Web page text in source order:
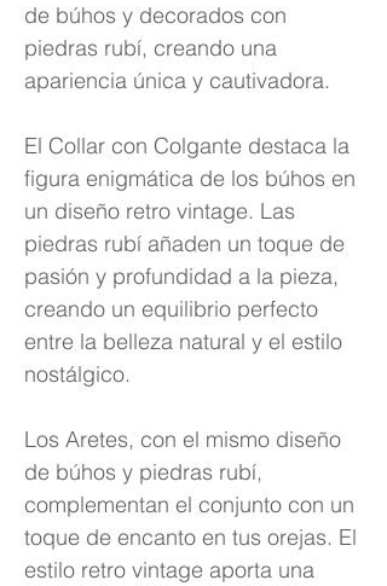
de búhos y decorados con
piedras rubí, creando una
apariencia única y cautivadora.
El Collar con Colgante destaca la
figura enigmática de los búhos en
un diseño retro vintage. Las
piedras rubí añaden un toque de
pasión y profundidad a la pieza,
creando un equilibrio perfecto
entre la belleza natural y el estilo
nostálgico.
Los Aretes, con el mismo diseño
de búhos y piedras rubí,
complementan el conjunto con un
toque de encanto en tus orejas. El
estilo retro vintage aporta una